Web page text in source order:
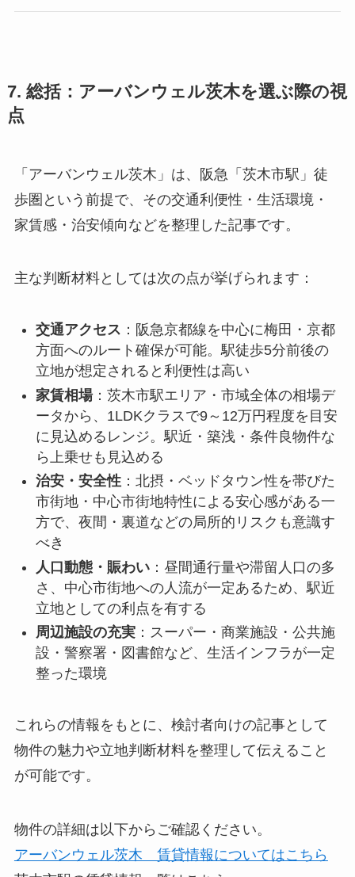
7. 総括：アーバンウェル茨木を選ぶ際の視
点
「アーバンウェル茨木」は、阪急「茨木市駅」徒
歩圏という前提で、その交通利便性・生活環境・
家賃感・治安傾向などを整理した記事です。
主な判断材料としては次の点が挙げられます：
交通アクセス ：阪急京都線を中心に梅田・京都
方面へのルート確保が可能。駅徒歩5分前後の
立地が想定されると利便性は高い
家賃相場：茨木市駅エリア・市域全体の相場デ
ータから、1LDKクラスで9～12万円程度を目安
に見込めるレンジ。駅近・築浅・条件良物件な
ら上乗せも見込める
治安・安全性：北摂・ベッドタウン性を帯びた
市街地・中心市街地特性による安心感がある一
方で、夜間・裏道などの局所的リスクも意識す
べき
人口動態・賑わい：昼間通行量や滞留人口の多
さ、中心市街地への人流が一定あるため、駅近
立地としての利点を有する
周辺施設の充実：スーパー・商業施設・公共施
設・警察署・図書館など、生活インフラが一定
整った環境
これらの情報をもとに、検討者向けの記事として
物件の魅力や立地判断材料を整理して伝えること
が可能です。
物件の詳細は以下からご確認ください。
アーバンウェル茨木 賃貸情報についてはこちら